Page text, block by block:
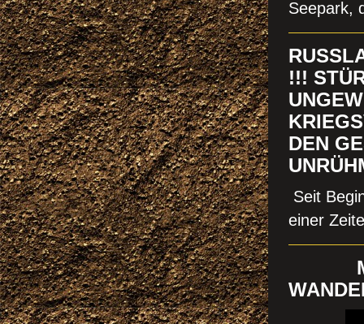
Seepark,
!!!
DEN
Seit
einer